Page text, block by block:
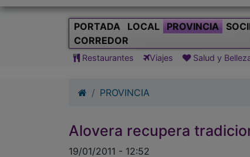
PORTADA LOCAL PROVINCIA
CORREDOR
Restaurantes Viajes Salud y
PROVINCIA
Alovera recupera
19/01/2011 - 12:52